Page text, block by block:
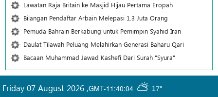
Lawatan Raja Britain ke Masjid Hijau Pertama Eropah
Bilangan Pendaftar Arbain Melepasi 1.3 Juta Orang
Pemuda Bahrain Berkabung untuk Pemimpin Syahid Iran
Daulat Tilawah Peluang Melahirkan Generasi Baharu Qari
Bacaan Muhammad Jawad Kashefi Dari Surah "Syura"
GMT-11:40:04 17°
Friday 07 August 2026 ,